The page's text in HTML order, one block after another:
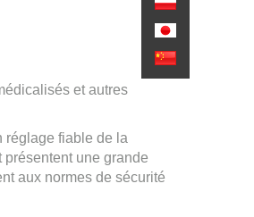
et autres
réglage fiable de la
une grande
aux normes de sécurité